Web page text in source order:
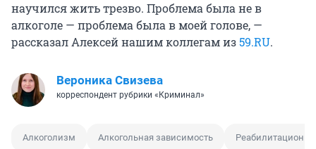
научился жить трезво. Проблема была не в
алкоголе — проблема была в моей голове, —
рассказал Алексей нашим коллегам из59.RU.
Вероника Свизева
корреспондент рубрики «Криминал»
Алкоголизм Алкогольная зависимость